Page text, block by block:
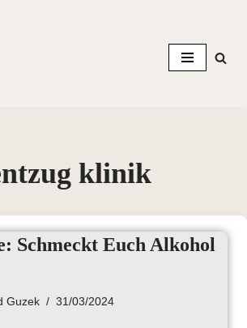
klinik
Schmeckt Euch Alkohol
Guzek 31/03/2024